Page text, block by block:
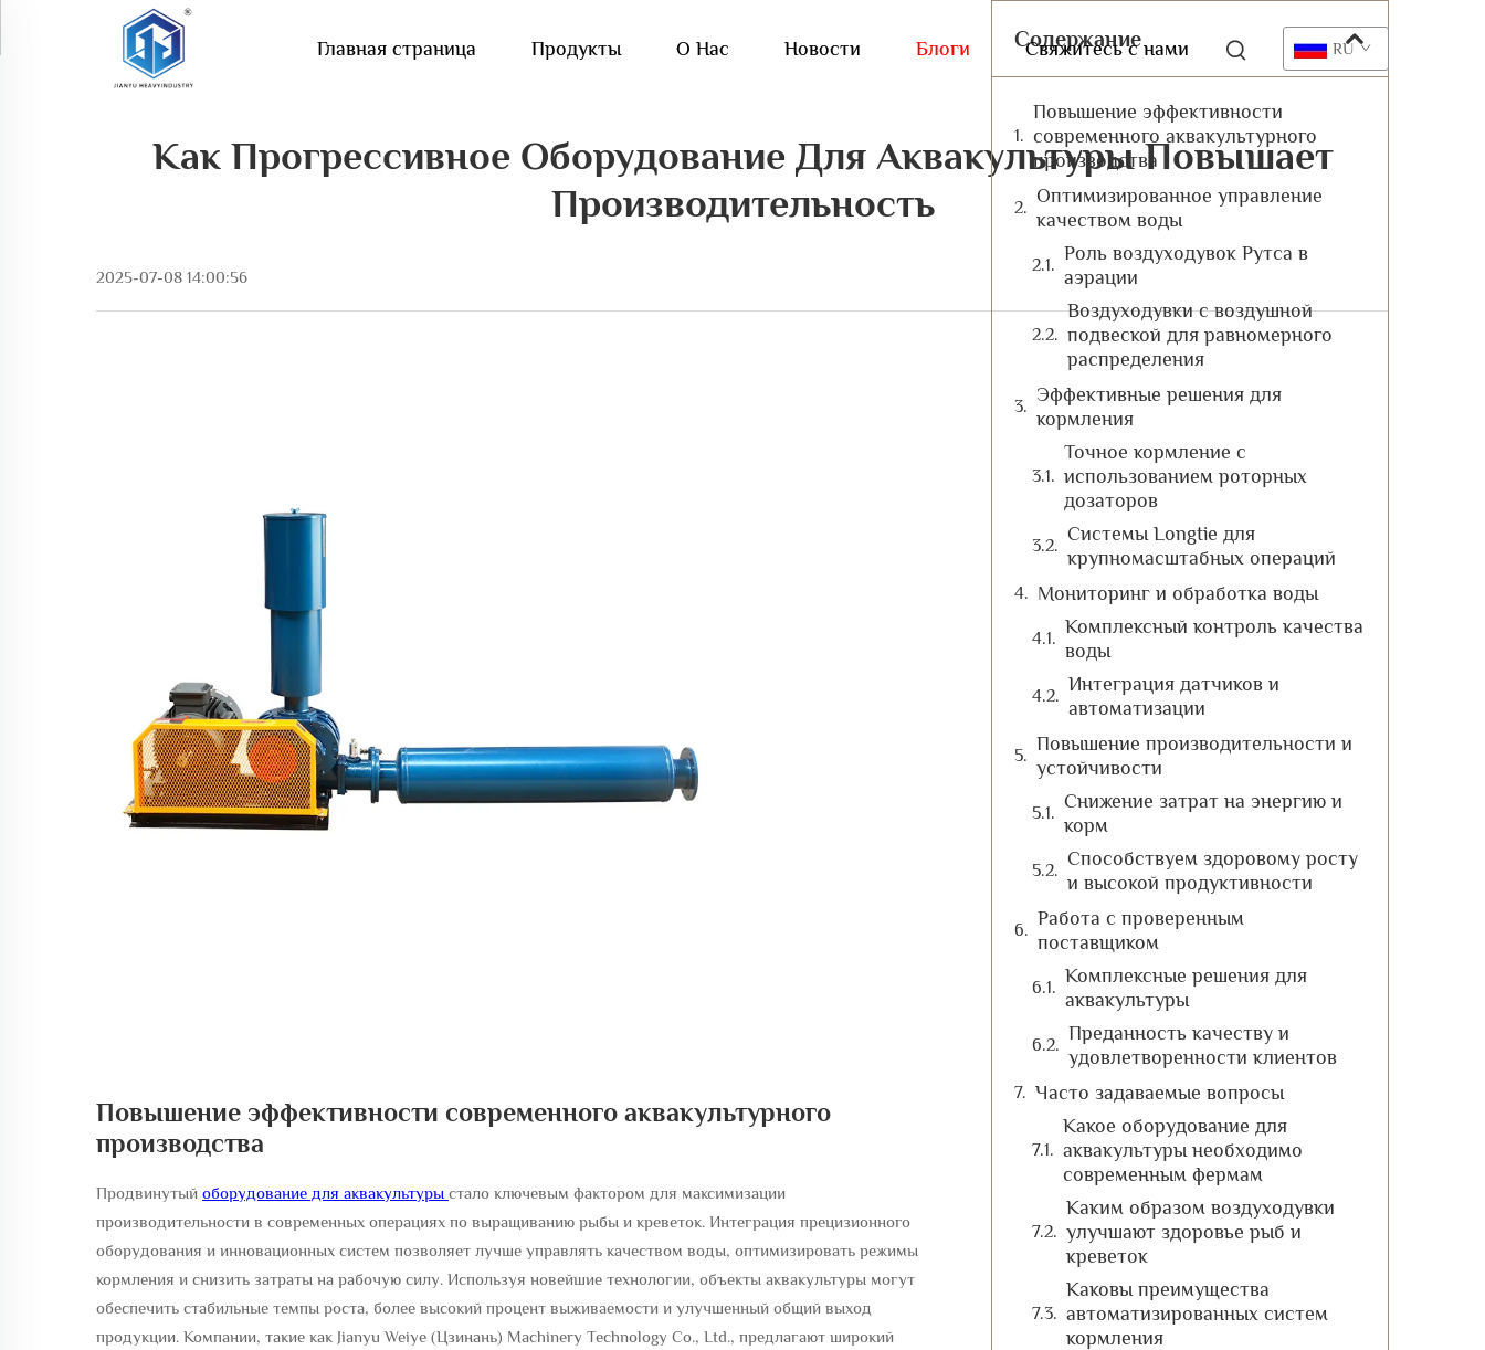
Главная страница Продукты О Нас Новости Блоги Свяжитесь с нами RU
Как Прогрессивное Оборудование Для Аквакультуры Повышает
Производительность
2025-07-08 14:00:56
Повышение эффективности современного аквакультурного
производства
Продвинутый оборудование для аквакультуры стало ключевым фактором для максимизации
производительности в современных операциях по выращиванию рыбы и креветок. Интеграция прецизионного
оборудования и инновационных систем позволяет лучше управлять качеством воды, оптимизировать режимы
кормления и снизить затраты на рабочую силу. Используя новейшие технологии, объекты аквакультуры могут
обеспечить стабильные темпы роста, более высокий процент выживаемости и улучшенный общий выход
продукции. Компании, такие как Jianyu Weiye (Цзинань) Machinery Technology Co., Ltd., предлагают широкий
Содержание
Повышение эффективности
современного аквакультурного
производства
Оптимизированное управление
качеством воды
Роль воздуходувок Рутса в
аэрации
Воздуходувки с воздушной
подвеской для равномерного
распределения
Эффективные решения для
кормления
Точное кормление с
использованием роторных
дозаторов
Системы Longtie для
крупномасштабных операций
Мониторинг и обработка воды
Комплексный контроль качества
воды
Интеграция датчиков и
автоматизации
Повышение производительности и
устойчивости
Снижение затрат на энергию и
корм
Способствуем здоровому росту
и высокой продуктивности
Работа с проверенным
поставщиком
Комплексные решения для
аквакультуры
Преданность качеству и
удовлетворенности клиентов
Часто задаваемые вопросы
Какое оборудование для
аквакультуры необходимо
современным фермам
Каким образом воздуходувки
улучшают здоровье рыб и
креветок
Каковы преимущества
автоматизированных систем
кормления